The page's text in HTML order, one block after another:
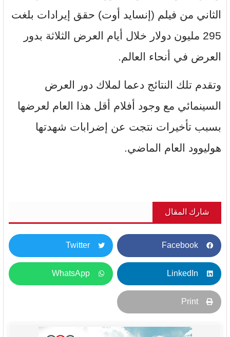
الثاني من فيلم (إنسايد أوت) حقق إيرادات بلغت
295 مليون دولار خلال أيام العرض الثلاثة بدور
العرض في أنحاء العالم.
وتقدم تلك النتائج دعما لملاك دور العرض
السينمائي مع وجود أفلام أقل هذا العام لعرضها
بسبب تأخيرات نتجت عن إضرابات شهدتها
هوليوود العام الماضي.
شارك المقال
Facebook
Twitter
LinkedIn
WhatsApp
Print